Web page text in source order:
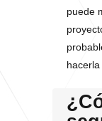
puede
hacerla